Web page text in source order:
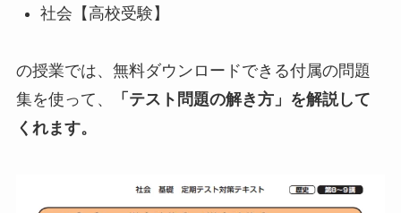
社会【高校受験】
の授業では、無料ダウンロードできる付属の問題
集を使って、
「テスト問題の解き方」を解説して
くれます。